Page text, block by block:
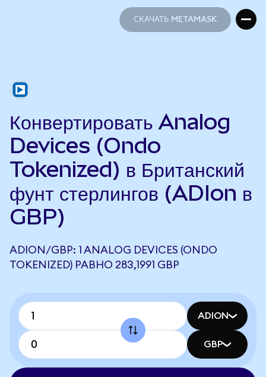
СКАЧАТЬ METAMASK
Конвертировать Analog
Devices (Ondo
Tokenized) в Британский
фунт стерлингов (ADIon в
GBP)
ADION/GBP: 1 ANALOG DEVICES (ONDO
TOKENIZED) РАВНО 283,1991 GBP
ADION
GBP